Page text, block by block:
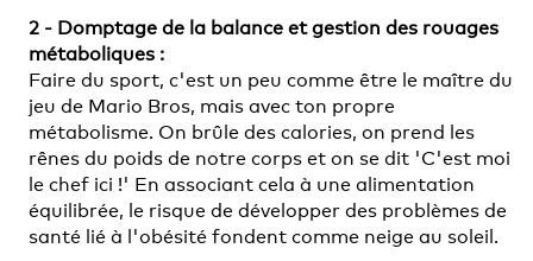
2 - Domptage de la balance et gestion des rouages
métaboliques :
Faire du sport, c'est un peu comme être le maître du
jeu de Mario Bros, mais avec ton propre
métabolisme. On brûle des calories, on prend les
rênes du poids de notre corps et on se dit 'C'est moi
le chef ici !' En associant cela à une alimentation
équilibrée, le risque de développer des problèmes de
santé lié à l'obésité fondent comme neige au soleil.